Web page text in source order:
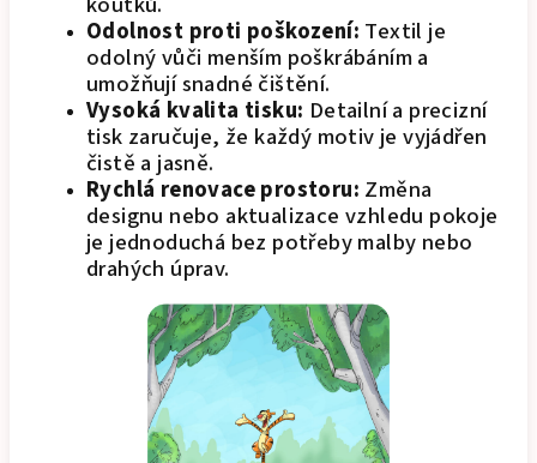
Odolnost proti poškození: Textil je
odolný vůči menším poškrábáním a
umožňují snadné čištění.
Vysoká kvalita tisku: Detailní a precizní
tisk zaručuje, že každý motiv je vyjádřen
čistě a jasně.
Rychlá renovace prostoru: Změna
designu nebo aktualizace vzhledu pokoje
je jednoduchá bez potřeby malby nebo
drahých úprav.